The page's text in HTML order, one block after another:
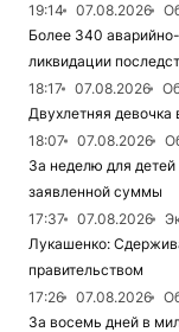
19:14
07.08.2026
Более 340
ликвидации
18:17
07.08.2026
Двухлетняя девочка
18:07
07.08.2026
За неделю для
заявленной суммы
17:37
07.08.2026
Лукашенко:
правительством
17:26
07.08.2026
За восемь дней в